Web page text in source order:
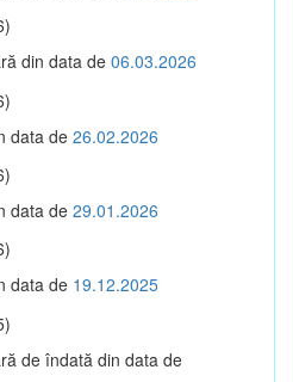
din data de 06.03.2026
data de 26.02.2026
data de 29.01.2026
data de 19.12.2025
de îndată din data de